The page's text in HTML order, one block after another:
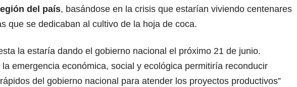
del país, basándose en la crisis que estarían viviendo centenares
que se dedicaban al cultivo de la hoja de coca.
la estaría dando el gobierno nacional el próximo 21 de junio.
la emergencia económica, social y ecológica permitiría reconducir
del gobierno nacional para atender los proyectos productivos”